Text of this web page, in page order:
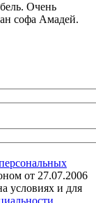
Очень
софа Амадей.
от 27.07.2006
условиях и для